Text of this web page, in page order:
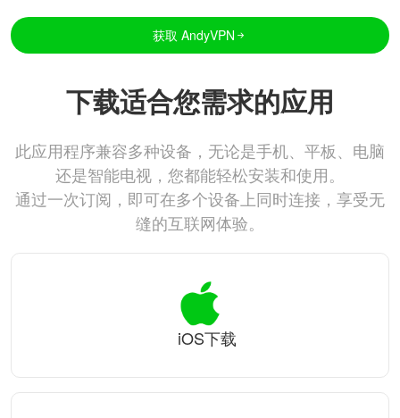
获取 AndyVPN
下载适合您需求的应用
此应用程序兼容多种设备，无论是手机、平板、电脑
还是智能电视，您都能轻松安装和使用。
通过一次订阅，即可在多个设备上同时连接，享受无
缝的互联网体验。
iOS下载